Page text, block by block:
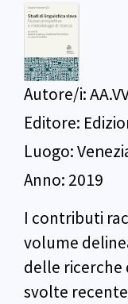
Autore/i:
Editore:
Luogo:
Anno: 2019
I contributi
volume
delle ricerche
svolte